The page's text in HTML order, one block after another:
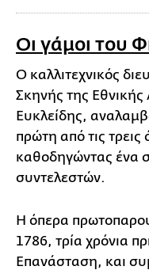
Οι γάμοι του
Ο καλλιτεχνικός
Σκηνής της
Ευκλείδης,
πρώτη από τις
καθοδηγώντας ένα
συντελεστών.
Η όπερα
1786, τρία χρόνια
Επανάσταση, και